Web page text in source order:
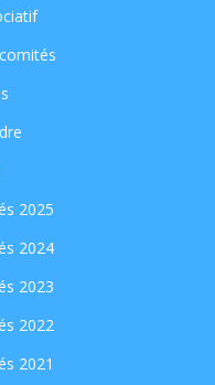
2025
2024
2023
2022
2021